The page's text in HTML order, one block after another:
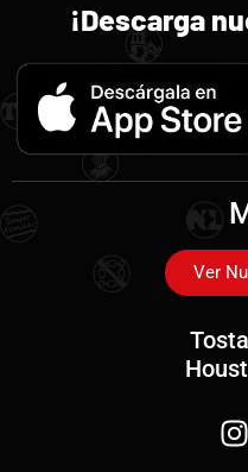
¡Descarga
Ver